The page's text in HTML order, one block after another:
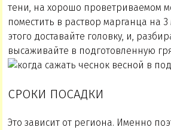
тени, на хорошо проветриваемом
поместить в раствор марганца на
этого доставайте головку, и,
высаживайте в подготовленную
СРОКИ ПОСАДКИ
Это зависит от региона. Именно